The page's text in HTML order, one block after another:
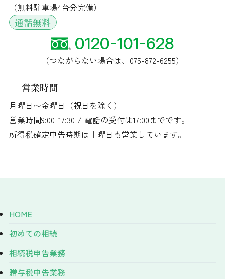
（無料駐車場4台分完備）
通話無料
0120-101-628
（つながらない場合は、 075-872-6255）
営業時間
月曜日〜金曜日（祝日を除く）
営業時間9:00-17:30 / 電話の受付は17:00までです。
所得税確定申告時期は土曜日も営業しています。
HOME
初めての相続
相続税申告業務
贈与税申告業務